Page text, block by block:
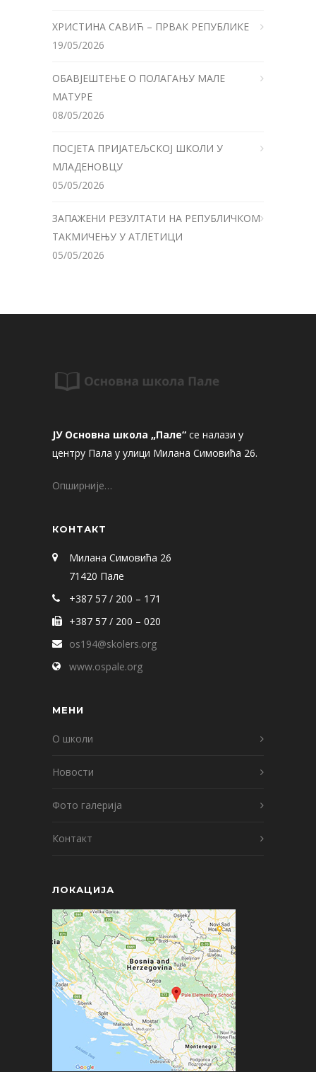
ХРИСТИНА САВИЋ – ПРВАК РЕПУБЛИКЕ
19/05/2026
ОБАВЈЕШТЕЊЕ О ПОЛАГАЊУ МАЛЕ
МАТУРЕ
08/05/2026
ПОСЈЕТА ПРИЈАТЕЉСКОЈ ШКОЛИ У
МЛАДЕНОВЦУ
05/05/2026
ЗАПАЖЕНИ РЕЗУЛТАТИ НА РЕПУБЛИЧКОМ
ТАКМИЧЕЊУ У АТЛЕТИЦИ
05/05/2026
ЈУ Основна школа „Пале“ се налази у
центру Пала у улици Милана Симовића 26.
Опширније…
КОНТАКТ
Милана Симовића 26
71420 Пале
+387 57 / 200 – 171
+387 57 / 200 – 020
os194@skolers.org
www.ospale.org
МЕНИ
О школи
Новости
Фото галерија
Контакт
ЛОКАЦИЈА